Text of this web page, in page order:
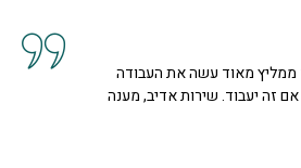
מאוד עשה את העבודה
יעבוד. שירות אדיב, מענה